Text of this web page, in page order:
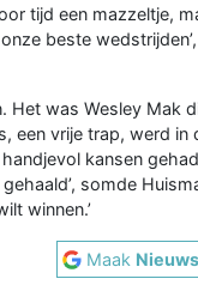
tijd een mazzeltje,
beste
Het was Wesley Mak
een vrije trap, werd
kansen
somde
winnen.’
Maak